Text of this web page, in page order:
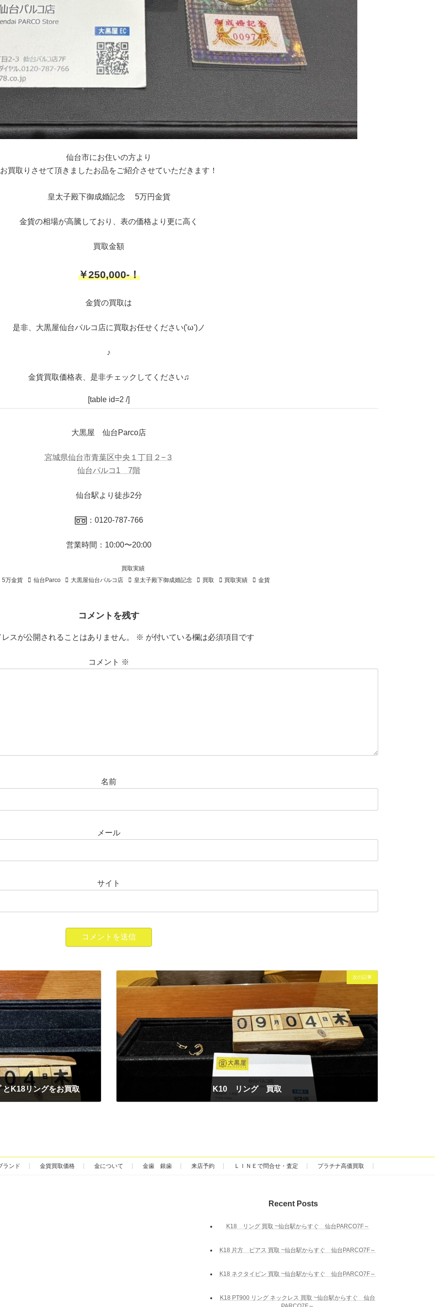
仙台市にお住いの方より
お買取りさせて頂きましたお品をご紹介させていただきます！
皇太子殿下御成婚記念 5万円金貨
金貨の相場が高騰しており、表の価格より更に高く
買取金額
￥250,000-！
金貨の買取は
是非、大黒屋仙台パルコ店に買取お任せください('ω')ノ
♪
金貨買取価格表、是非チェックしてください♫
[table id=2 /]
大黒屋 仙台Parco店
宮城県仙台市青葉区中央１丁目２−３
仙台パルコ1 7階
仙台駅より徒歩2分
：0120-787-766
営業時間：10:00〜20:00
買取実績
5万金貨 仙台Parco 大黒屋仙台パルコ店 皇太子殿下御成婚記念 買取 買取実績 金貨
コメントを残す
レスが公開されることはありません。 ※ が付いている欄は必須項目です
コメント ※
名前
メール
サイト
とK18リングをお買取
次の記事
K10 リング 買取
ランド 金貨買取価格 金について 金歯 銀歯 来店予約 ＬＩＮＥで問合せ・査定 プラチナ高価買取
Recent Posts
K18 リング 買取 ~仙台駅からすぐ 仙台PARCO7F～
K18 片方 ピアス 買取 ~仙台駅からすぐ 仙台PARCO7F～
K18 ネクタイピン 買取 ~仙台駅からすぐ 仙台PARCO7F～
K18 PT900 リング ネックレス 買取 ~仙台駅からすぐ 仙台